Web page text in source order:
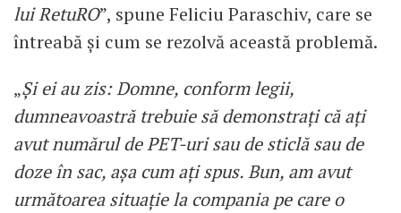
lui RetuRO”, spune Feliciu Paraschiv, care se
întreabă și cum se rezolvă această problemă.
„Și ei au zis: Domne, conform legii,
dumneavoastră trebuie să demonstrați că ați
avut numărul de PET-uri sau de sticlă sau de
doze în sac, așa cum ați spus. Bun, am avut
următoarea situație la compania pe care o